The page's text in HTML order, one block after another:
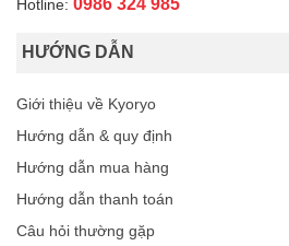
Hotline: 0986 324 985
HƯỚNG DẪN
Giới thiệu về Kyoryo
Hướng dẫn & quy định
Hướng dẫn mua hàng
Hướng dẫn thanh toán
Câu hỏi thường gặp